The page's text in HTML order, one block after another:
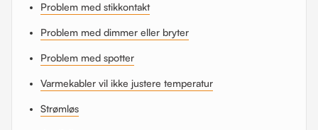
Problem med stikkontakt
Problem med dimmer eller bryter
Problem med spotter
Varmekabler vil ikke justere temperatur
Strømløs